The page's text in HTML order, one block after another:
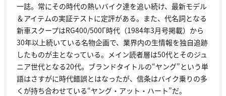
一誌。常にその時代の熱いバイク達を追い続け、最新モデル
＆アイテムの実証テストに定評がある。また、代名詞となる
新車スクープはRG400/500Γ時代（1984年3月号掲載）から
30年以上続いている名物企画で、業界内の生情報を独自追跡
したものが主となっている。メイン読者層は50代とそのジュ
ニア世代となる20代。ブランドタイトルの“ヤング”という単
語はさすがに時代錯誤とはなったが、信条はバイク乗りの多
くが持ち合わせている“ヤング・アット・ハート”だ。